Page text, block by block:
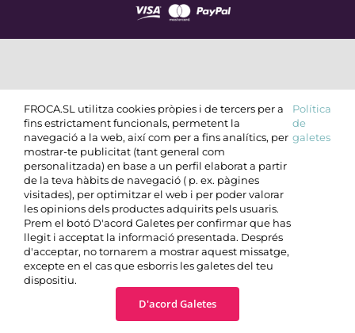
FROCA.SL utilitza cookies pròpies i de tercers per a
fins estrictament funcionals, permetent la
navegació a la web, així com per a fins analítics, per
mostrar-te publicitat (tant general com
personalitzada) en base a un perfil elaborat a partir
de la teva hàbits de navegació ( p. ex. pàgines
visitades), per optimitzar el web i per poder valorar
les opinions dels productes adquirits pels usuaris.
Prem el botó D'acord Galetes per confirmar que has
llegit i acceptat la informació presentada. Després
d'acceptar, no tornarem a mostrar aquest missatge,
excepte en el cas que esborris les galetes del teu
dispositiu.
Política
de
galetes
D'acord Galetes